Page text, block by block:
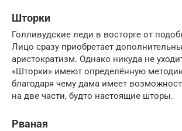
Шторки
Голливудские леди в восторге от
Лицо сразу приобретает
аристократизм. Однако никуда не
«Шторки» имеют определённую
благодаря чему дама имеет
на две части, будто настоящие шторы.
Рваная